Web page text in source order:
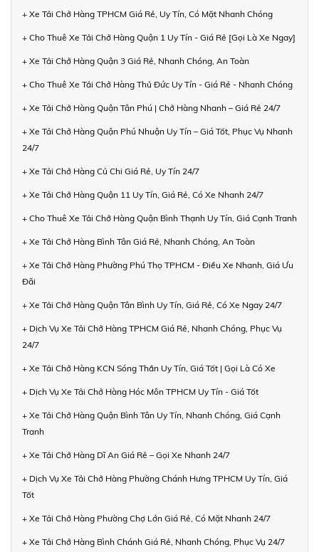
+ Xe Tải Chở Hàng TPHCM Giá Rẻ, Uy Tín, Có Mặt Nhanh Chóng
+ Cho Thuê Xe Tải Chở Hàng Quận 1 Uy Tín - Giá Rẻ [Gọi Là Xe Ngay]
+ Xe Tải Chở Hàng Quận 3 Giá Rẻ, Nhanh Chóng, An Toàn
+ Cho Thuê Xe Tải Chở Hàng Thủ Đức Uy Tín - Giá Rẻ - Nhanh Chóng
+ Xe Tải Chở Hàng Quận Tân Phú | Chở Hàng Nhanh – Giá Rẻ 24/7
+ Xe Tải Chở Hàng Quận Phú Nhuận Uy Tín – Giá Tốt, Phục Vụ Nhanh
24/7
+ Xe Tải Chở Hàng Củ Chi Giá Rẻ, Uy Tín 24/7
+ Xe Tải Chở Hàng Quận 11 Uy Tín, Giá Rẻ, Có Xe Nhanh 24/7
+ Cho Thuê Xe Tải Chở Hàng Quận Bình Thạnh Uy Tín, Giá Cạnh Tranh
+ Xe Tải Chở Hàng Bình Tân Giá Rẻ, Nhanh Chóng, An Toàn
+ Xe Tải Chở Hàng Phường Phú Thọ TPHCM - Điều Xe Nhanh, Giá Ưu
Đãi
+ Xe Tải Chở Hàng Quận Tân Bình Uy Tín, Giá Rẻ, Có Xe Ngay 24/7
+ Dịch Vụ Xe Tải Chở Hàng TPHCM Giá Rẻ, Nhanh Chóng, Phục Vụ
24/7
+ Xe Tải Chở Hàng KCN Sóng Thần Uy Tín, Giá Tốt | Gọi Là Có Xe
+ Dịch Vụ Xe Tải Chở Hàng Hóc Môn TPHCM Uy Tín - Giá Tốt
+ Xe Tải Chở Hàng Quận Bình Tân Uy Tín, Nhanh Chóng, Giá Cạnh
Tranh
+ Xe Tải Chở Hàng Dĩ An Giá Rẻ – Gọi Xe Nhanh 24/7
+ Dịch Vụ Xe Tải Chở Hàng Phường Chánh Hưng TPHCM Uy Tín, Giá
Tốt
+ Xe Tải Chở Hàng Phường Chợ Lớn Giá Rẻ, Có Mặt Nhanh 24/7
+ Xe Tải Chở Hàng Bình Chánh Giá Rẻ, Nhanh Chóng, Phục Vụ 24/7